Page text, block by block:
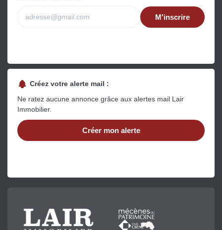
M'inscrire
Créez votre alerte mail :
Ne ratez aucune annonce grâce aux alertes mail Lair
Immobilier.
Créer mon alerte